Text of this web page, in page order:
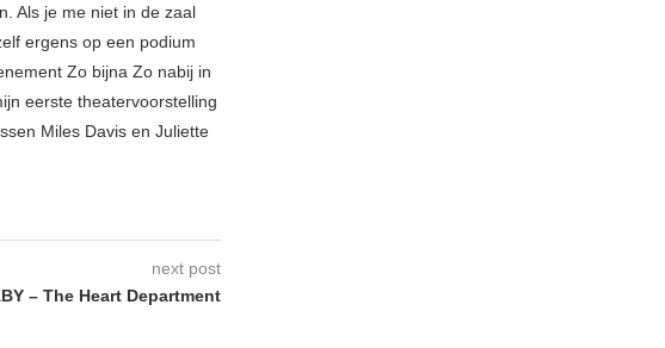
Als je me niet in de zaal
ergens op een podium
Zo bijna Zo nabij in
eerste theatervoorstelling
Miles Davis en Juliette
next post
– The Heart Department